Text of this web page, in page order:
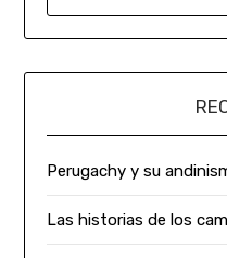
Perugachy y su
Las historias de los